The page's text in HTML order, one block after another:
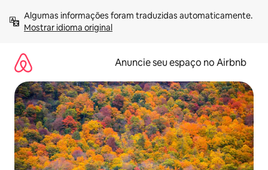
para
Mostrar idioma original
Anuncie seu espaço no Airbnb